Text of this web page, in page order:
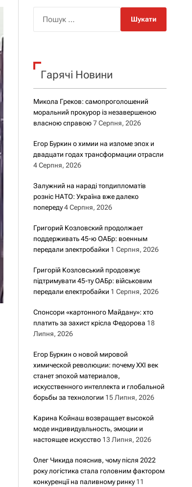
о
у
к
Гарячі Новини
Микола Греков: самопроголошений
моральний прокурор із незавершеною
власною справою 7 Серпня, 2026
Егор Буркин о химии на изломе эпох и
двадцати годах трансформации отрасли
4 Серпня, 2026
Залужний на нараді топдипломатів
розніс НАТО: Україна вже далеко
попереду 4 Серпня, 2026
Григорий Козловский продолжает
поддерживать 45-ю ОАБр: военным
передали электробайки 1 Серпня, 2026
Григорій Козловський продовжує
підтримувати 45-ту ОАБр: військовим
передали електробайки 1 Серпня, 2026
Спонсори «картонного Майдану»: хто
платить за захист крісла Федорова 18
Липня, 2026
Егор Буркин о новой мировой
химической революции: почему XXI век
станет эпохой материалов,
искусственного интеллекта и глобальной
борьбы за технологии 15 Липня, 2026
Карина Койнаш возвращает высокой
моде индивидуальность, эмоции и
настоящее искусство 13 Липня, 2026
Олег Чикида пояснив, чому після 2022
року логістика стала головним фактором
конкуренції на паливному ринку 11